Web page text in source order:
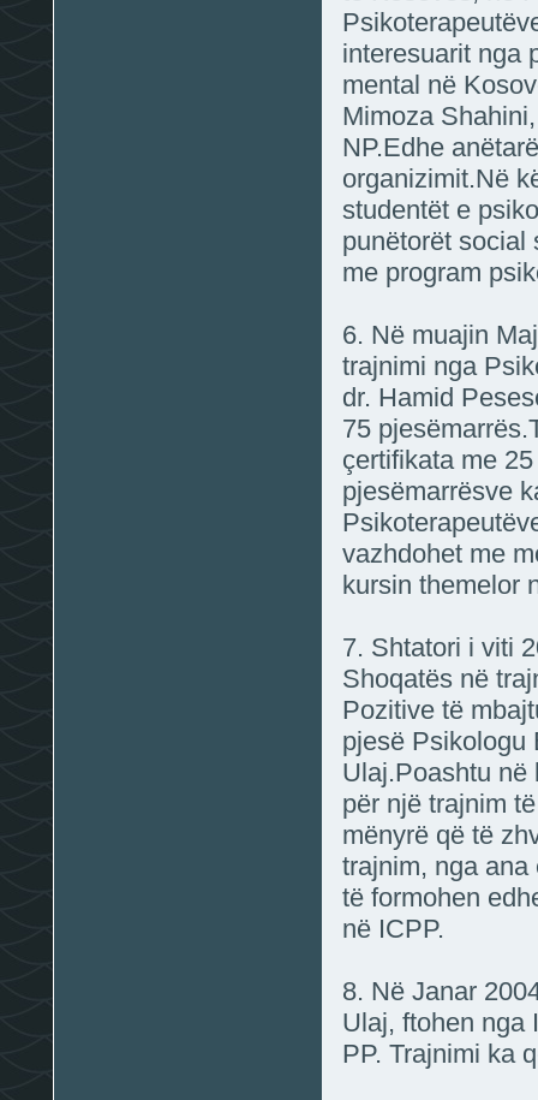
interesuarit nga
mental në
Mimoza
NP.Edhe
organizimit.Në
studentët e
punëtorët social
me program
6. Në muajin
trajnimi nga
dr. Hamid
75
çertifikata me
pjesëmarrësve
vazhdohet me
kursin themelor
7. Shtatori i viti
Shoqatës në
Pozitive të
pjesë Psikologu
Ulaj.Poashtu në
për një trajnim
mënyrë që të
trajnim, nga
të formohen
në ICPP.
8. Në Janar
Ulaj, ftohen nga
PP. Trajnimi ka